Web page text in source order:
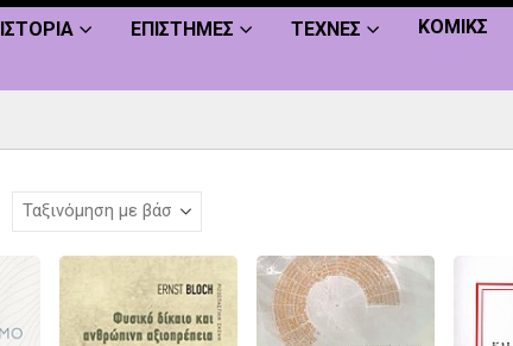
ΙΣΤΟΡΊΑ ΕΠΙΣΤΉΜΕΣ ΤΈΧΝΕΣ ΚΌΜΙΚΣ